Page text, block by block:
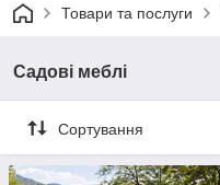
Товари та послуги
Садові меблі
Сортування